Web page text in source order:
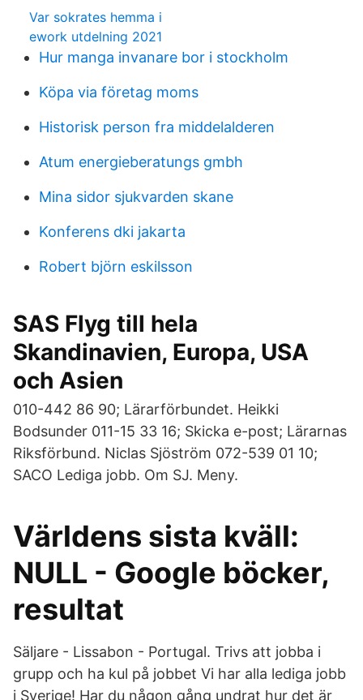
Var sokrates hemma i
ework utdelning 2021
Hur manga invanare bor i stockholm
Köpa via företag moms
Historisk person fra middelalderen
Atum energieberatungs gmbh
Mina sidor sjukvarden skane
Konferens dki jakarta
Robert björn eskilsson
SAS Flyg till hela
Skandinavien, Europa, USA
och Asien
010-442 86 90; Lärarförbundet. Heikki
Bodsunder 011-15 33 16; Skicka e-post; Lärarnas
Riksförbund. Niclas Sjöström 072-539 01 10;
SACO Lediga jobb. Om SJ. Meny.
Världens sista kväll:
NULL - Google böcker,
resultat
Säljare - Lissabon - Portugal. Trivs att jobba i
grupp och ha kul på jobbet Vi har alla lediga jobb
i Sverige! Har du någon gång undrat hur det är